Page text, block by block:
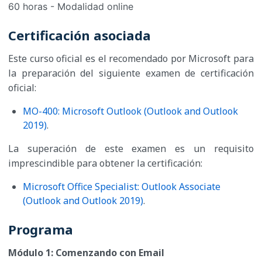
60 horas - Modalidad online
Certificación asociada
Este curso oficial es el recomendado por Microsoft para
la preparación del siguiente examen de certificación
oficial:
MO-400: Microsoft Outlook (Outlook and Outlook
2019).
La superación de este examen es un requisito
imprescindible para obtener la certificación:
Microsoft Office Specialist: Outlook Associate
(Outlook and Outlook 2019).
Programa
Módulo 1: Comenzando con Email